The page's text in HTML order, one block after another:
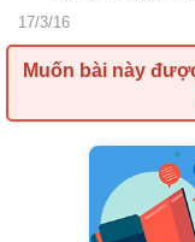
17/3/16
Muốn bài này